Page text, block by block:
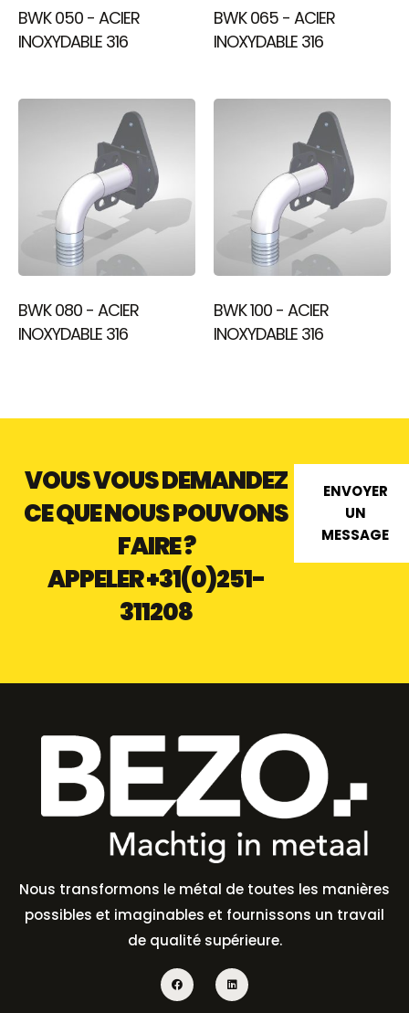
BWK 050 - ACIER
INOXYDABLE 316
BWK 065 - ACIER
INOXYDABLE 316
BWK 080 - ACIER
INOXYDABLE 316
BWK 100 - ACIER
INOXYDABLE 316
VOUS VOUS DEMANDEZ
CE QUE NOUS POUVONS
FAIRE ?
APPELER+31(0)251-
311208
ENVOYER
UN
MESSAGE
Nous transformons le métal de toutes les manières
possibles et imaginables et fournissons un travail
de qualité supérieure.